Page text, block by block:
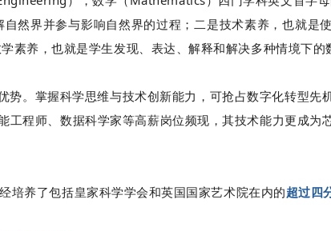
然界并参与影响自然界的过程；二是技术素养，也就是
素养，也就是学生发现、表达、解释和解决多种情境下的
势。掌握科学思维与技术创新能力，可抢占数字化转型
工程师、数据科学家等高薪岗位频现，其技术能力更成为
经培养了包括皇家科学学会和英国国家艺术院在内的超过四